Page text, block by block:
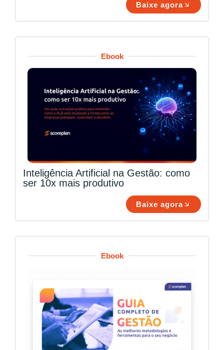
Baixe agora
Ebook
Inteligência Artificial na Gestão: como
ser 10x mais produtivo
Baixe agora
Ebook